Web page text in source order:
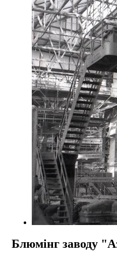
Блюмінг заводу